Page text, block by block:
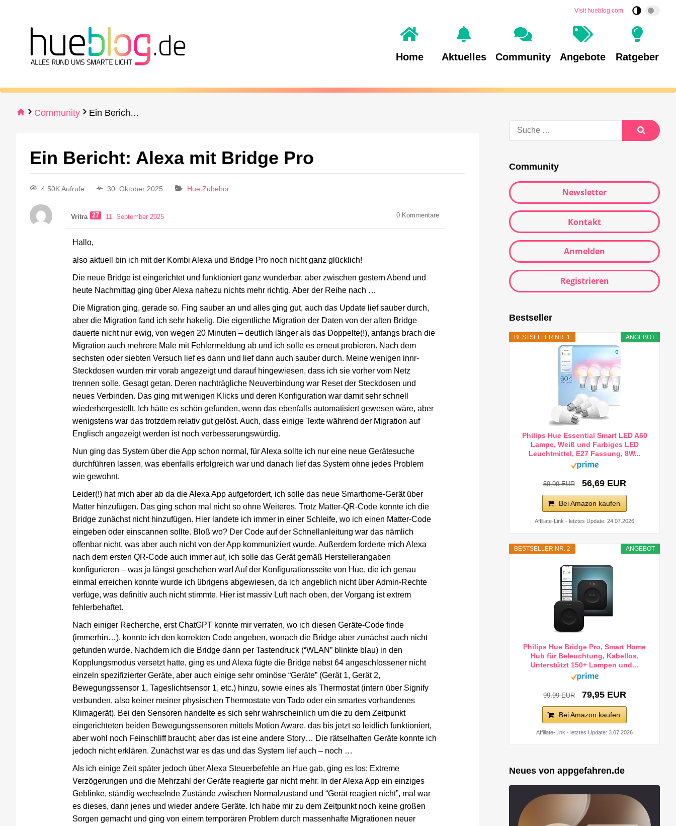
Visit hueblog.com
Home Aktuelles Community Angebote Ratgeber
Community Ein Bericht: Alexa mit Bridge Pro
Ein Bericht: Alexa mit Bridge Pro
4.50K Aufrufe 30. Oktober 2025 Hue Zubehör
Vritra 27 11. September 2025 0 Kommentare
Hallo,
also aktuell bin ich mit der Kombi Alexa und Bridge Pro noch nicht ganz glücklich!
Die neue Bridge ist eingerichtet und funktioniert ganz wunderbar, aber zwischen gestern Abend und
heute Nachmittag ging über Alexa nahezu nichts mehr richtig. Aber der Reihe nach …
Die Migration ging, gerade so. Fing sauber an und alles ging gut, auch das Update lief sauber durch,
aber die Migration fand ich sehr hakelig. Die eigentliche Migration der Daten von der alten Bridge
dauerte nicht nur ewig, von wegen 20 Minuten – deutlich länger als das Doppelte(!), anfangs brach die
Migration auch mehrere Male mit Fehlermeldung ab und ich solle es erneut probieren. Nach dem
sechsten oder siebten Versuch lief es dann und lief dann auch sauber durch. Meine wenigen innr-
Steckdosen wurden mir vorab angezeigt und darauf hingewiesen, dass ich sie vorher vom Netz
trennen solle. Gesagt getan. Deren nachträgliche Neuverbindung war Reset der Steckdosen und
neues Verbinden. Das ging mit wenigen Klicks und deren Konfiguration war damit sehr schnell
wiederhergestellt. Ich hätte es schön gefunden, wenn das ebenfalls automatisiert gewesen wäre, aber
wenigstens war das trotzdem relativ gut gelöst. Auch, dass einige Texte während der Migration auf
Englisch angezeigt werden ist noch verbesserungswürdig.
Nun ging das System über die App schon normal, für Alexa sollte ich nur eine neue Gerätesuche
durchführen lassen, was ebenfalls erfolgreich war und danach lief das System ohne jedes Problem
wie gewohnt.
Leider(!) hat mich aber ab da die Alexa App aufgefordert, ich solle das neue Smarthome-Gerät über
Matter hinzufügen. Das ging schon mal nicht so ohne Weiteres. Trotz Matter-QR-Code konnte ich die
Bridge zunächst nicht hinzufügen. Hier landete ich immer in einer Schleife, wo ich einen Matter-Code
eingeben oder einscannen sollte. Bloß wo? Der Code auf der Schnellanleitung war das nämlich
offenbar nicht, was aber auch nicht von der App kommuniziert wurde. Außerdem forderte mich Alexa
nach dem ersten QR-Code auch immer auf, ich solle das Gerät gemäß Herstellerangaben
konfigurieren – was ja längst geschehen war! Auf der Konfigurationsseite von Hue, die ich genau
einmal erreichen konnte wurde ich übrigens abgewiesen, da ich angeblich nicht über Admin-Rechte
verfüge, was definitiv auch nicht stimmte. Hier ist massiv Luft nach oben, der Vorgang ist extrem
fehlerbehaftet.
Nach einiger Recherche, erst ChatGPT konnte mir verraten, wo ich diesen Geräte-Code finde
(immerhin…), konnte ich den korrekten Code angeben, wonach die Bridge aber zunächst auch nicht
gefunden wurde. Nachdem ich die Bridge dann per Tastendruck (“WLAN” blinkte blau) in den
Kopplungsmodus versetzt hatte, ging es und Alexa fügte die Bridge nebst 64 angeschlossener nicht
einzeln spezifizierter Geräte, aber auch einige sehr ominöse “Geräte” (Gerät 1, Gerät 2,
Bewegungssensor 1, Tageslichtsensor 1, etc.) hinzu, sowie eines als Thermostat (intern über Signify
verbunden, also keiner meiner physischen Thermostate von Tado oder ein smartes vorhandenes
Klimagerät). Bei den Sensoren handelte es sich sehr wahrscheinlich um die zu dem Zeitpunkt
eingerichteten beiden Bewegungssensoren mittels Motion Aware, das bis jetzt so leidlich funktioniert,
aber wohl noch Feinschliff braucht; aber das ist eine andere Story… Die rätselhaften Geräte konnte ich
jedoch nicht erklären. Zunächst war es das und das System lief auch – noch …
Als ich einige Zeit später jedoch über Alexa Steuerbefehle an Hue gab, ging es los: Extreme
Verzögerungen und die Mehrzahl der Geräte reagierte gar nicht mehr. In der Alexa App ein einziges
Geblinke, ständig wechselnde Zustände zwischen Normalzustand und “Gerät reagiert nicht”, mal war
es dieses, dann jenes und wieder andere Geräte. Ich habe mir zu dem Zeitpunkt noch keine großen
Sorgen gemacht und ging von einem temporären Problem durch massenhafte Migrationen neuer
Community
Newsletter
Kontakt
Anmelden
Registrieren
Bestseller
ANGEBOT
BESTSELLER NR. 1
Philips Hue Essential Smart LED A60
Lampe, Weiß und Farbiges LED
Leuchtmittel, E27 Fassung, 8W...
59,99 EUR 56,69 EUR
Bei Amazon kaufen
Affiliate-Link - letztes Update: 24.07.2026
ANGEBOT
BESTSELLER NR. 2
Philips Hue Bridge Pro, Smart Home
Hub für Beleuchtung, Kabellos,
Unterstützt 150+ Lampen und...
99,99 EUR 79,95 EUR
Bei Amazon kaufen
Affiliate-Link - letztes Update: 3.07.2026
Neues von appgefahren.de